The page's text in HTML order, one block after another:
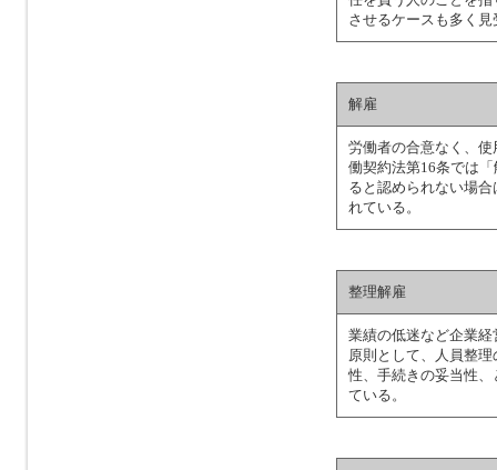
させるケースも多く
解雇
労働者の合意なく、
働契約法第16条では
ると認められない場
れている。
整理解雇
業績の低迷など企業
原則として、人員整
性、手続きの妥当性
ている。